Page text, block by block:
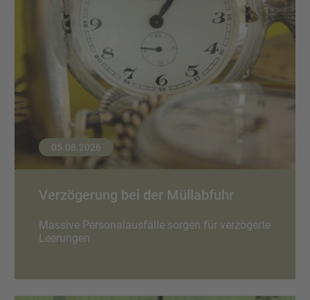
05.08.2026
Verzögerung bei der Müllabfuhr
Massive Personalausfälle sorgen für verzögerte
Leerungen